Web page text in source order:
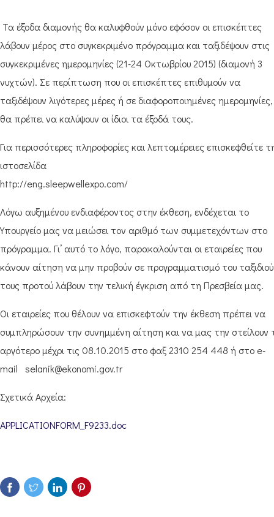
Τα έξοδα διαμονής θα καλυφθούν μόνο εφόσον οι επισκέπτες
λάβουν μέρος στο συγκεκριμένο πρόγραμμα και ταξιδέψουν στις
συγκεκριμένες ημερομηνίες (21-24 Οκτωβρίου 2015) (διαμονή 3
νυχτών). Σε περίπτωση που οι επισκέπτες επιθυμούν να
ταξιδέψουν λιγότερες μέρες ή σε διαφοροποιημένες ημερομηνίες,
θα πρέπει να καλύψουν οι ίδιοι τα έξοδά τους.
Για περισσότερες πληροφορίες και λεπτομέρειες επισκεφθείτε
ιστοσελίδα
http://eng.sleepwellexpo.com/
Λόγω αυξημένου ενδιαφέροντος στην έκθεση, ενδέχεται το
Υπουργείο μας να μειώσει τον αριθμό των συμμετεχόντων στο
πρόγραμμα. Γι’ αυτό το λόγο, παρακαλούνται οι εταιρείες που
κάνουν αίτηση να μην προβούν σε προγραμματισμό του ταξιδιού
τους προτού λάβουν την τελική έγκριση από τη Πρεσβεία μας.
Oι εταιρείες που θέλουν να επισκεφτούν την έκθεση πρέπει να
συμπληρώσουν την συνημμένη αίτηση και να μας την στείλουν
αργότερο μέχρι τις 08.10.2015 στο φαξ 2310 254 448 ή στο e-
mail selanik@ekonomi.gov.tr
Σχετικά Αρχεία:
APPLICATIONFORM_F9233.doc